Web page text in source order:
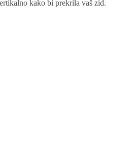
kako bi prekrila vaš zid.